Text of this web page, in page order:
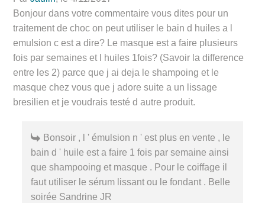
Bonjour dans votre commentaire vous dites pour un
traitement de choc on peut utiliser le bain d huiles a l
emulsion c est a dire? Le masque est a faire plusieurs
fois par semaines et l huiles 1fois? (Savoir la difference
entre les 2) parce que j ai deja le shampoing et le
masque chez vous que j adore suite a un lissage
bresilien et je voudrais testé d autre produit.
Bonsoir , l ' émulsion n ' est plus en vente , le
bain d ' huile est a faire 1 fois par semaine ainsi
que shampooing et masque . Pour le coiffage il
faut utiliser le sérum lissant ou le fondant . Belle
soirée Sandrine JR